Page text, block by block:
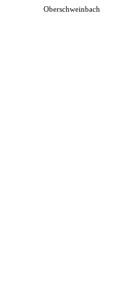
Oberschweinbach